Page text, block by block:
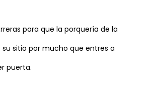
para que la porquería de la
sitio por mucho que entres a
puerta.